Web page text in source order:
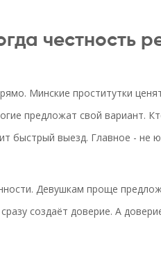
честность
Минские проститутки
предложат свой вариант.
быстрый выезд. Главное - не
Девушкам проще
создаёт доверие. А